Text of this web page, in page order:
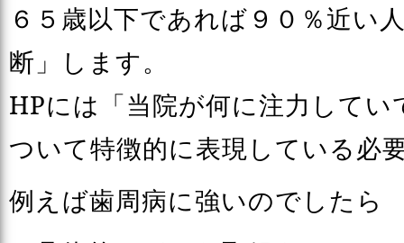
６５歳以下であれば９０％近い
断」します。
HPには「当院が何に注力して
ついて特徴的に表現している必
例えば歯周病に強いのでしたら